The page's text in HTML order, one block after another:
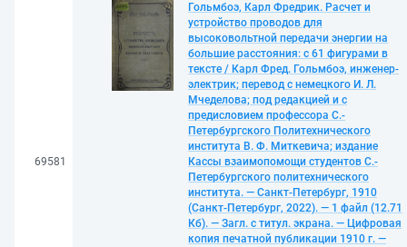
69581
Гольмбоэ, Карл Фредрик. Расчет и
устройство проводов для
высоковольтной передачи энергии на
большие расстояния: с 61 фигурами в
тексте / Карл Фред. Гольмбоэ, инженер-
электрик; перевод с немецкого И. Л.
Мчеделова; под редакцией и с
предисловием профессора С.-
Петербургского Политехнического
института В. Ф. Миткевича; издание
Кассы взаимопомощи студентов С.-
Петербургского политехнического
института. — Санкт-Петербург, 1910
(Санкт-Петербург, 2022). — 1 файл (12.71
Кб). — Загл. с титул. экрана. — Цифровая
копия печатной публикации 1910 г. —